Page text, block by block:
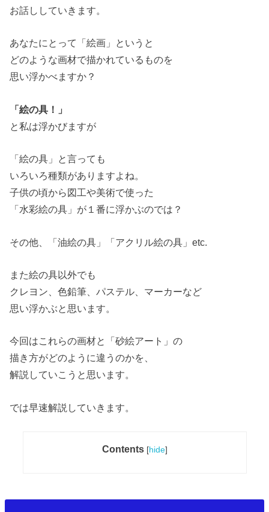
お話ししていきます。
あなたにとって「絵画」というと
どのような画材で描かれているものを
思い浮かべますか？
「絵の具！」
と私は浮かびますが
「絵の具」と言っても
いろいろ種類がありますよね。
子供の頃から図工や美術で使った
「水彩絵の具」が１番に浮かぶのでは？
その他、「油絵の具」「アクリル絵の具」etc.
また絵の具以外でも
クレヨン、色鉛筆、パステル、マーカーなど
思い浮かぶと思います。
今回はこれらの画材と「砂絵アート」の
描き方がどのように違うのかを、
解説していこうと思います。
では早速解説していきます。
Contents [hide]